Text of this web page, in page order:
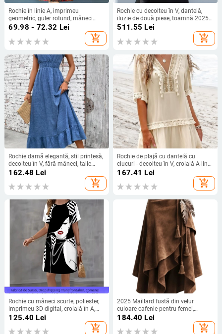
Rochie în linie A, imprimeu
geometric, guler rotund, mâneci
scurte, talie medie, fustă lungă, vară
2024, material: amestec de fibre
sintetice
69.98 - 72.32 Lei
add_shopping_cart
Rochie cu decolteu în V, dantelă,
iluzie de două piese, toamnă 2025,
lungime midi
511.55 Lei
add_shopping_cart
Rochie damă elegantă, stil prințesă,
decolteu în V, fără mâneci, talie
reglabilă, lungime midi, poliester cu
162.48 Lei
add_shopping_cart
Rochie de plajă cu dantelă cu
ciucuri - decolteu în V, croială A-line
midi, mâneci scurte, viscoză
167.41 Lei
add_shopping_cart
Rochie cu mâneci scurte, poliester,
imprimeu 3D digital, croială în A,
lungime medie, guler rotund
125.40 Lei
add_shopping_cart
2025 Maillard fustă din velur
culoare cafenie pentru femei,
toamnă, șiret neregulat, croială în A,
184.40 Lei
add_shopping_cart